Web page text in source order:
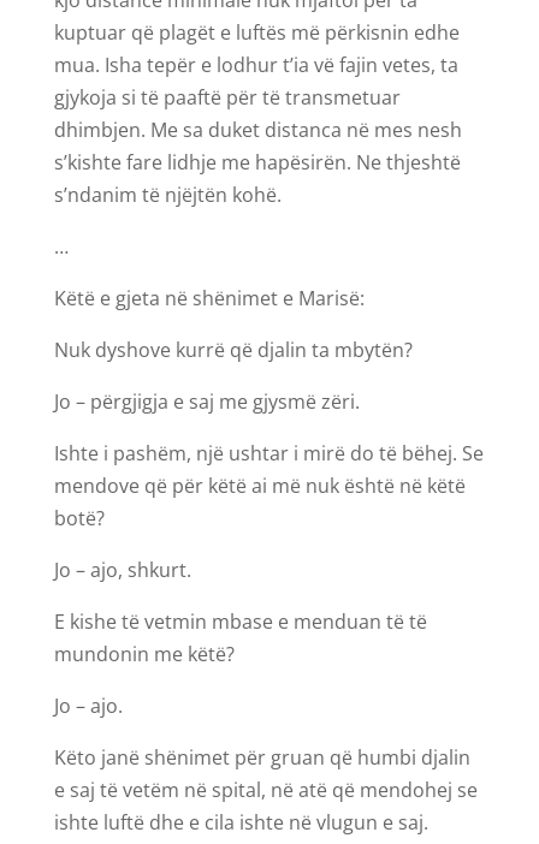
kuptuar që plagët e luftës më përkisnin edhe
mua. Isha tepër e lodhur t’ia vë fajin vetes, ta
gjykoja si të paaftë për të transmetuar
dhimbjen. Me sa duket distanca në mes nesh
s’kishte fare lidhje me hapësirën. Ne thjeshtë
s’ndanim të njëjtën kohë.
…
Këtë e gjeta në shënimet e Marisë:
Nuk dyshove kurrë që djalin ta mbytën?
Jo – përgjigja e saj me gjysmë zëri.
Ishte i pashëm, një ushtar i mirë do të bëhej. Se
mendove që për këtë ai më nuk është në këtë
botë?
Jo – ajo, shkurt.
E kishe të vetmin mbase e menduan të të
mundonin me këtë?
Jo – ajo.
Këto janë shënimet për gruan që humbi djalin
e saj të vetëm në spital, në atë që mendohej se
ishte luftë dhe e cila ishte në vlugun e saj.